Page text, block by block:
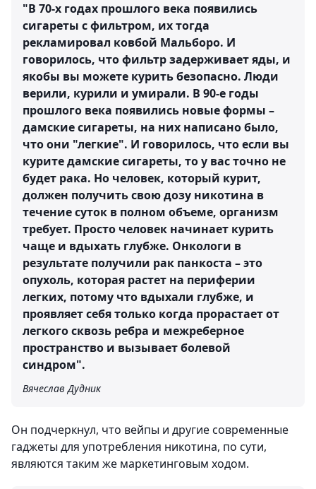
"В 70-х годах прошлого века появились
сигареты с фильтром, их тогда
рекламировал ковбой Мальборо. И
говорилось, что фильтр задерживает яды, и
якобы вы можете курить безопасно. Люди
верили, курили и умирали. В 90-е годы
прошлого века появились новые формы –
дамские сигареты, на них написано было,
что они "легкие". И говорилось, что если вы
курите дамские сигареты, то у вас точно не
будет рака. Но человек, который курит,
должен получить свою дозу никотина в
течение суток в полном объеме, организм
требует. Просто человек начинает курить
чаще и вдыхать глубже. Онкологи в
результате получили рак панкоста – это
опухоль, которая растет на периферии
легких, потому что вдыхали глубже, и
проявляет себя только когда прорастает от
легкого сквозь ребра и межреберное
пространство и вызывает болевой
синдром".
Вячеслав Дудник
Он подчеркнул, что вейпы и другие современные
гаджеты для употребления никотина, по сути,
являются таким же маркетинговым ходом.